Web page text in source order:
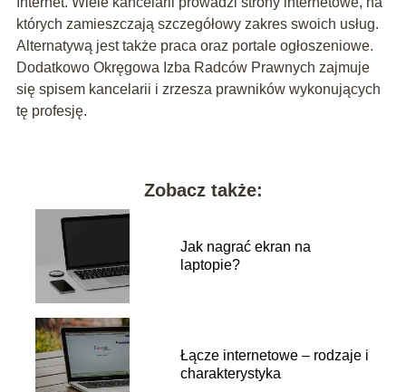
których zamieszczają szczegółowy zakres swoich usług.
Alternatywą jest także praca oraz portale ogłoszeniowe.
Dodatkowo Okręgowa Izba Radców Prawnych zajmuje
się spisem kancelarii i zrzesza prawników wykonujących
tę profesję.
Zobacz także:
Jak nagrać ekran na
laptopie?
Łącze internetowe – rodzaje i
charakterystyka